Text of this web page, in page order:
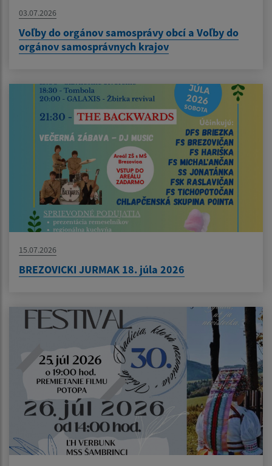
03.07.2026
Voľby do orgánov samosprávy obcí a Voľby do
orgánov samosprávnych krajov
15.07.2026
BREZOVICKI JURMAK 18. júla 2026